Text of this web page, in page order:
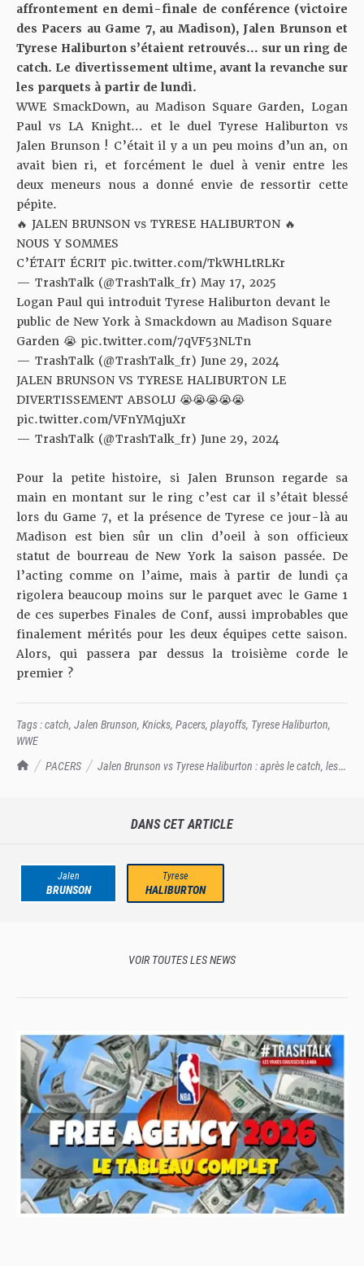
TrashTalk Actu NBA
PACERS
Jalen Brunson vs Tyrese Haliburton : après le catch, les
affrontement en demi-finale de conférence (victoire
des Pacers au Game 7, au Madison), Jalen Brunson et
Tyrese Haliburton s’étaient retrouvés… sur un ring de
catch. Le divertissement ultime, avant la revanche sur
les parquets à partir de lundi.
WWE SmackDown, au Madison Square Garden, Logan
Paul vs LA Knight… et le duel Tyrese Haliburton vs
Jalen Brunson ! C’était il y a un peu moins d’un an, on
avait bien ri, et forcément le duel à venir entre les
deux meneurs nous a donné envie de ressortir cette
pépite.
🔥 JALEN BRUNSON vs TYRESE HALIBURTON 🔥
NOUS Y SOMMES
C’ÉTAIT ÉCRIT pic.twitter.com/TkWHLtRLKr
— TrashTalk (@TrashTalk_fr) May 17, 2025
Logan Paul qui introduit Tyrese Haliburton devant le
public de New York à Smackdown au Madison Square
Garden 😭 pic.twitter.com/7qVF53NLTn
— TrashTalk (@TrashTalk_fr) June 29, 2024
JALEN BRUNSON VS TYRESE HALIBURTON LE
DIVERTISSEMENT ABSOLU 😭😭😭😭😭
pic.twitter.com/VFnYMqjuXr
— TrashTalk (@TrashTalk_fr) June 29, 2024
Pour la petite histoire, si Jalen Brunson regarde sa
main en montant sur le ring c’est car il s’était blessé
lors du Game 7, et la présence de Tyrese ce jour-là au
Madison est bien sûr un clin d’oeil à son officieux
statut de bourreau de New York la saison passée. De
l’acting comme on l’aime, mais à partir de lundi ça
rigolera beaucoup moins sur le parquet avec le Game 1
de ces superbes Finales de Conf, aussi improbables que
finalement mérités pour les deux équipes cette saison.
Alors, qui passera par dessus la troisième corde le
premier ?
Tags :catch, Jalen Brunson, Knicks, Pacers, playoffs, Tyrese Haliburton,
WWE
DANS CET ARTICLE
Jalen
BRUNSON
Tyrese
HALIBURTON
VOIR TOUTES LES NEWS